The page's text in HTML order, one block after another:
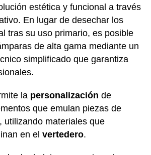
estética y funcional a través
En lugar de desechar los
tras su uso primario, es posible
de alta gama mediante un
simplificado que garantiza
la personalización de
que emulan piezas de
utilizando materiales que
en el vertedero.